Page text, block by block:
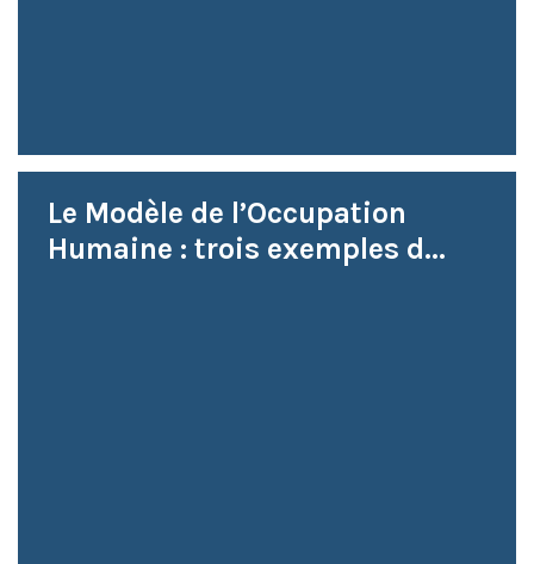
Le Modèle de l’Occupation
Humaine : trois exemples d...